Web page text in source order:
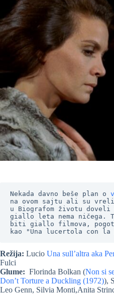
Nekada davno beše plan o
na ovom sajtu ali su
u Biografom životu doveli
giallo leta nema ničega.
biti giallo filmova,
kao "Una lucertola con
Režija: Lucio Una sull’altra aka
Fulci
Glume: Florinda Bolkan (Non si
Don’t Torture a Duckling (1972)),
Leo Genn, Silvia Monti,Anita